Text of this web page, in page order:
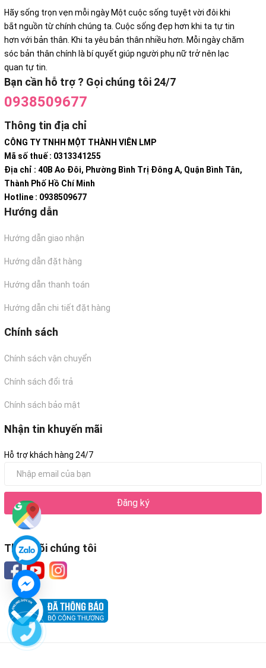
Hãy sống trọn vẹn mỗi ngày Một cuộc sống tuyệt vời đôi khi
bắt nguồn từ chính chúng ta. Cuộc sống đẹp hơn khi ta tự tin
hơn với bản thân. Khi ta yêu bản thân nhiều hơn. Mỗi ngày chăm
sóc bản thân chính là bí quyết giúp người phụ nữ trở nên lạc
quan tự tin.
Bạn cần hỗ trợ ? Gọi chúng tôi 24/7
0938509677
Thông tin địa chỉ
CÔNG TY TNHH MỘT THÀNH VIÊN LMP
Mã số thuế : 0313341255
Địa chỉ : 40B Ao Đôi, Phường Bình Trị Đông A, Quận Bình Tân,
Thành Phố Hồ Chí Minh
Hotline : 0938509677
Hướng dẫn
Hướng dẫn giao nhận
Hướng dẫn đặt hàng
Hướng dẫn thanh toán
Hướng dẫn chi tiết đặt hàng
Chính sách
Chính sách vận chuyển
Chính sách đổi trả
Chính sách bảo mật
Nhận tin khuyến mãi
Hỗ trợ khách hàng 24/7
Đăng ký
Theo dõi chúng tôi